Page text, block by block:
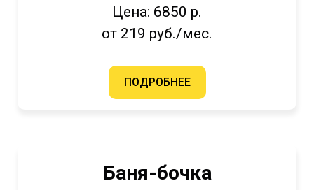
Цена: 6850 р.
от 219 руб./мес.
ПОДРОБНЕЕ
Баня-бочка